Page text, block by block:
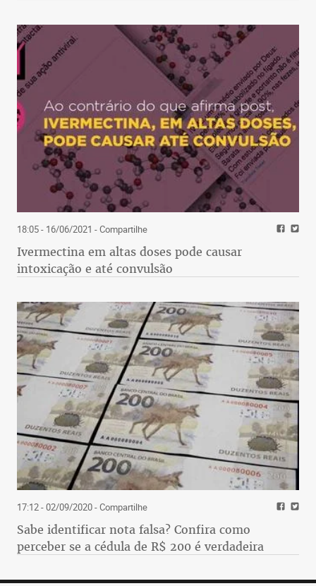
18:05 - 16/06/2021 - Compartilhe
Ivermectina em altas doses pode causar
intoxicação e até convulsão
17:12 - 02/09/2020- Compartilhe
Sabe identificar nota falsa? Confira como
perceber se a cédula de R$ 200 é verdadeira